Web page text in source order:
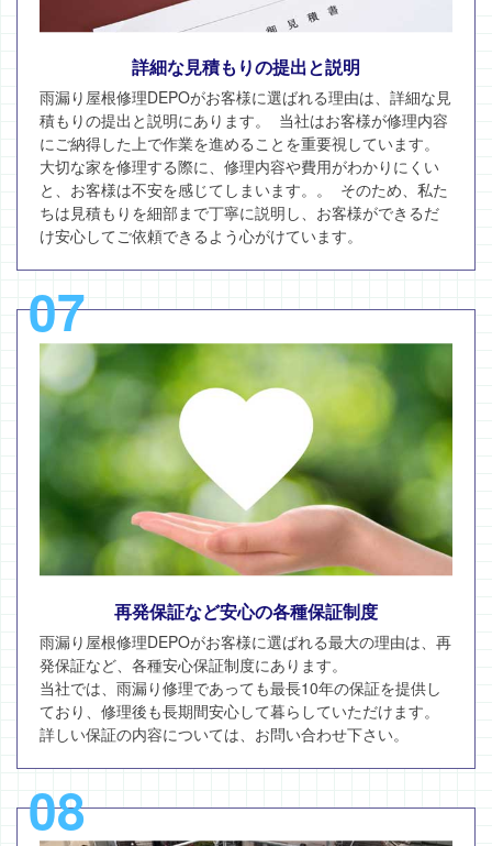
詳細な見積もりの提出と説明
雨漏り屋根修理DEPOがお客様に選ばれる理由は、詳細な見
積もりの提出と説明にあります。 当社はお客様が修理内容
にご納得した上で作業を進めることを重要視しています。
大切な家を修理する際に、修理内容や費用がわかりにくい
と、お客様は不安を感じてしまいます。。 そのため、私た
ちは見積もりを細部まで丁寧に説明し、お客様ができるだ
け安心してご依頼できるよう心がけています。
07
再発保証など安心の各種保証制度
雨漏り屋根修理DEPOがお客様に選ばれる最大の理由は、再
発保証など、各種安心保証制度にあります。
当社では、雨漏り修理であっても最長10年の保証を提供し
ており、修理後も長期間安心して暮らしていただけます。
詳しい保証の内容については、お問い合わせ下さい。
08